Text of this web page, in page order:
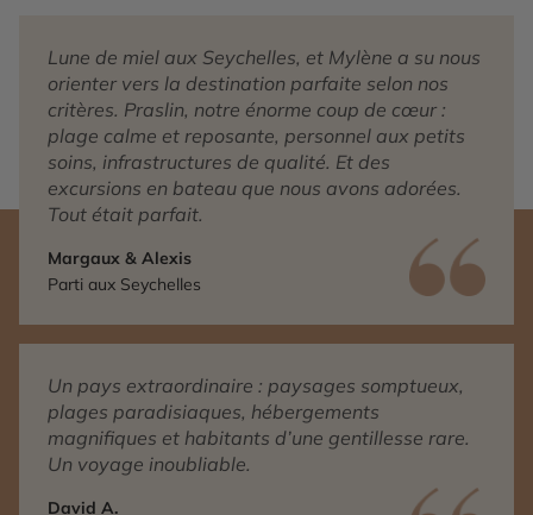
Lune de miel aux Seychelles, et Mylène a su nous
orienter vers la destination parfaite selon nos
critères. Praslin, notre énorme coup de cœur :
plage calme et reposante, personnel aux petits
soins, infrastructures de qualité. Et des
excursions en bateau que nous avons adorées.
Tout était parfait.
Margaux & Alexis
Parti aux Seychelles
Un pays extraordinaire : paysages somptueux,
plages paradisiaques, hébergements
magnifiques et habitants d’une gentillesse rare.
Un voyage inoubliable.
David A.